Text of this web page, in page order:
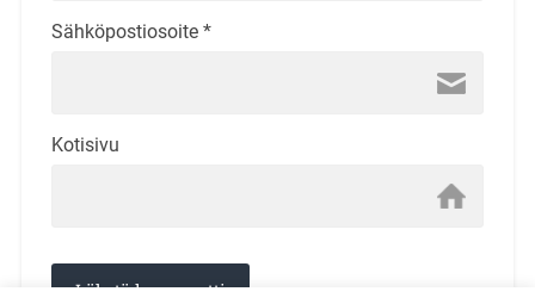
Sähköpostiosoite *
Kotisivu